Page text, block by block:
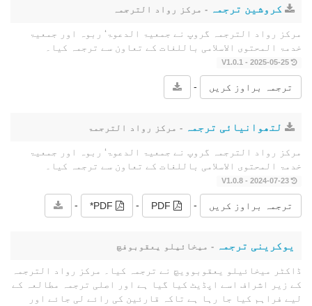
کروشین ترجمہ - مرکز رواد الترجمہ
مرکز رواد الترجمہ گروپ نے جمعیۃ الدعوۃ‘ ربوہ اور جمعیۃ
خدمۃ المحتوى الاسلامی باللغات کے تعاون سے ترجمہ کیا۔
2025-05-25 - V1.0.1
ترجمہ براوز کریں -
لتھوانیائی ترجمہ - مرکز رواد الترجمۃ
مرکز رواد الترجمہ گروپ نے جمعیۃ الدعوۃ‘ ربوہ اور جمعیۃ
خدمۃ المحتوى الاسلامی باللغات کے تعاون سے ترجمہ کیا۔
2024-07-23 - V1.0.8
ترجمہ براوز کریں -
-
-
یوکرینی ترجمہ - میخائیلو یعقوبوفچ
ڈاکٹر میخائیلو یعقوبوویچ نے ترجمہ کیا۔ مرکز رواد الترجمہ
کے زیر اشراف اسے اپڈیٹ کیا گیا ہے اور اصلی ترجمہ مطالعہ کے
لیے فراہم کیا جا رہا ہے تاکہ قارئین کی رائے لی جائے اور